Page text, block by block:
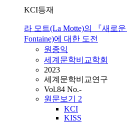
KCI등재
라 모트(La Motte)의 『새로
Fontaine)에 대한 도전
원종익
세계문학비교학회
2023
세계문학비교연구
Vol.84 No.-
원문보기 2
KCI
KISS